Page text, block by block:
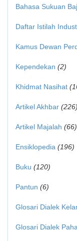
Bahasa Sukuan
Daftar Istilah
Kamus Dewan
Kependekan (2)
Khidmat Nasihat
Artikel Akhbar (226)
Artikel Majalah (66)
Ensiklopedia (196)
Buku (120)
Pantun (6)
Glosari Dialek
Glosari Dialek